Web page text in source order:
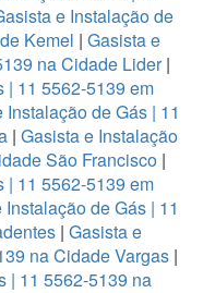
e Instalação de
Kemel | Gasista e
na Cidade Lider|
| 11 5562-5139 em
Instalação de Gás | 11
| Gasista e Instalação
São Francisco |
| 11 5562-5139 em
de Gás | 11
| Gasista e
na Cidade Vargas |
| 11 5562-5139 na